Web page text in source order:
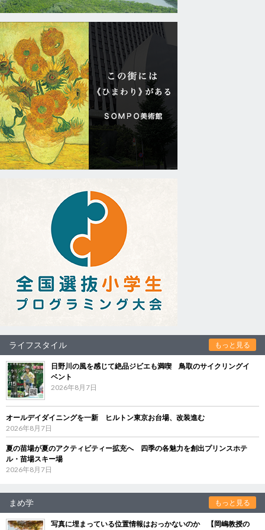
ライフスタイル もっと見る
日野川の風を感じて絶品ジビエも満喫 鳥取のサイクリングイ
ベント
2026年8月7日
オールデイダイニングを一新 ヒルトン東京お台場、改装進む
2026年8月7日
夏の苗場が夏のアクティビティー拡充へ 四季の各魅力を創出プリンスホテ
ル・苗場スキー場
2026年8月7日
まめ学 もっと見る
写真に埋まっている位置情報はおっかないのか 【岡嶋教授の